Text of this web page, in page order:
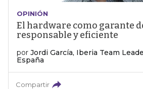
OPINIÓN
El hardware como garante
responsable y eficiente
por Jordi García, Iberia Team
España
Compartir